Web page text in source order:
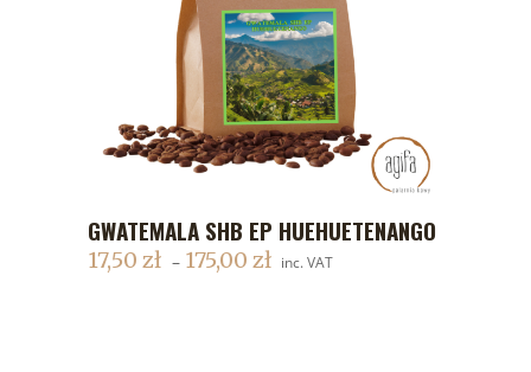
DODAJ DO KOSZYKA
GWATEMALA SHB EP HUEHUETENANGO
17,50 zł – 175,00 zł inc. VAT